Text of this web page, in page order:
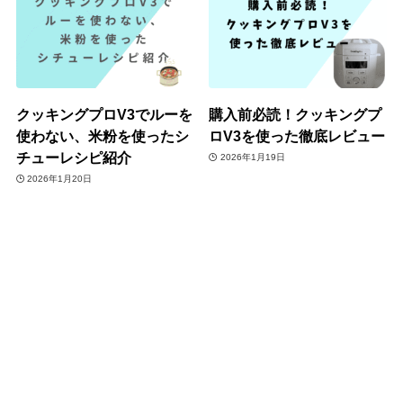
クッキングプロV3でルーを
使わない、米粉を使ったシ
チューレシピ紹介
2026年1月20日
購入前必読！クッキングプ
ロV3を使った徹底レビュー
2026年1月19日